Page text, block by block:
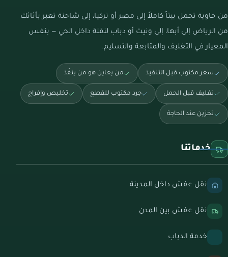
من حاوية تحمل بيتاً كاملاً إلى مصر أو تركيا، إلى شاحنة تعبر بأثاثك
من الرياض إلى أبها، إلى ونيت أو دباب لنقلة داخل الحي — بنفس
المعيار في التغليف والمتابعة والتسليم.
سعر مكتوب قبل التنفيذ من يعاين هو من ينفّذ
تغليف قبل الحمل جرد مكتوب للقطع تخليص وإفراج
تخزين عند الحاجة
خدماتنا
نقل عفش داخل المدينة
نقل عفش بين المدن
خدمة الدباب